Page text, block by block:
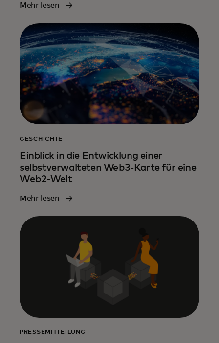
Mehr lesen
GESCHICHTE
Einblick in die Entwicklung einer
selbstverwalteten Web3-Karte für eine
Web2-Welt
Mehr lesen
PRESSEMITTEILUNG